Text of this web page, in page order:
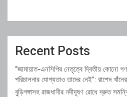
Recent Posts
“জামায়াত-এনসিপির নেতৃত্বে দ্বিতীয় কোনো
পরিচালনার যোগ্যতাও তাদের নেই”: রাশেদ খাঁনের
বুড়িগঙ্গাসহ রাজধানীর নদীদূষণ রোধে দ্রুত